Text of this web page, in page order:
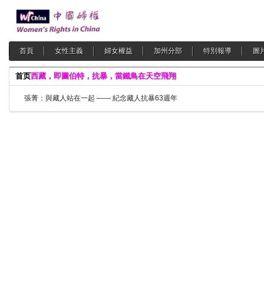
首頁 女性主義 婦女權益 加州分部 特別報導 圖
首页西藏，即圖伯特，抗暴，當鐵鳥在天空飛翔
張菁：與藏人站在一起 —— 紀念藏人抗暴63週年